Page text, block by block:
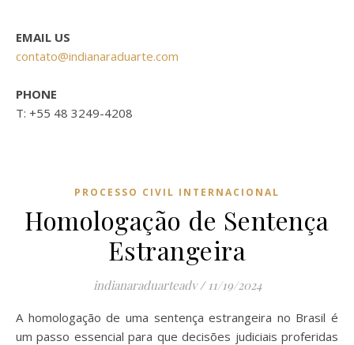
EMAIL US
contato@indianaraduarte.com
PHONE
T: +55 48 3249-4208
PROCESSO CIVIL INTERNACIONAL
Homologação de Sentença
Estrangeira
indianaraduarteadv / 11/19/2024
A homologação de uma sentença estrangeira no Brasil é
um passo essencial para que decisões judiciais proferidas